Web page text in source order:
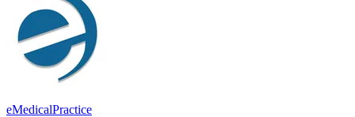
eMedicalPractice